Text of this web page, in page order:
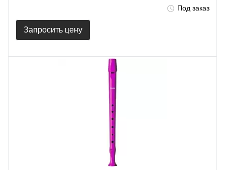
Под заказ
Запросить цену